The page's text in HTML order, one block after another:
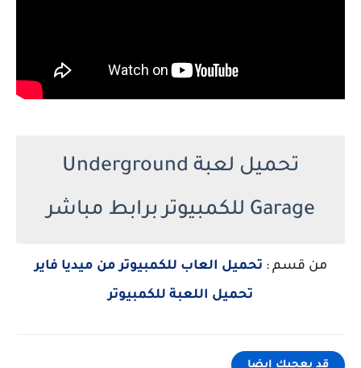
تحميل لعبة Underground
Garage للكمبيوتر برابط مباشر
من قسم : تحميل العاب للكمبيوتر من ميديا فاير
تحميل اللعبة للكمبيوتر
قد يعجبك ايضا